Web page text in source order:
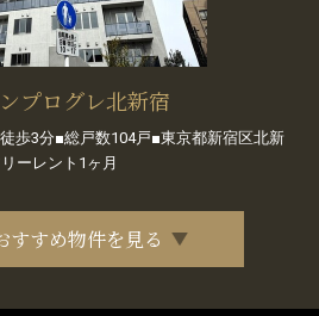
プログレ北新宿
歩3分■総戸数104戸■東京都新宿区北新
ーレント1ヶ月
すすめ物件を見る